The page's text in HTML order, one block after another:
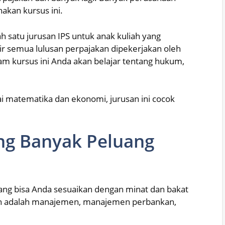
kursus ini.
satu jurusan IPS untuk anak kuliah yang
semua lulusan perpajakan dipekerjakan oleh
kursus ini Anda akan belajar tentang hukum,
matematika dan ekonomi, jurusan ini cocok
Banyak Peluang
bisa Anda sesuaikan dengan minat dan bakat
manajemen, manajemen perbankan,